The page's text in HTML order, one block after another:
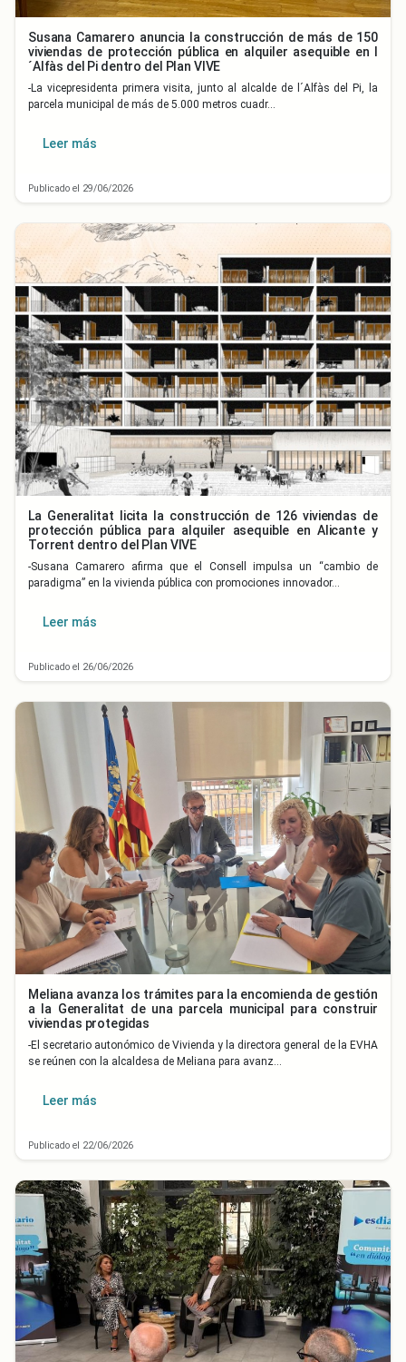
Susana Camarero anuncia la construcción de más de 150
viviendas de protección pública en alquiler asequible en l
´Alfàs del Pi dentro del Plan VIVE
-La vicepresidenta primera visita, junto al alcalde de l´Alfàs del Pi, la
parcela municipal de más de 5.000 metros cuadr…
Leer más
Publicado el 29/06/2026
La Generalitat licita la construcción de 126 viviendas de
protección pública para alquiler asequible en Alicante y
Torrent dentro del Plan VIVE
-Susana Camarero afirma que el Consell impulsa un “cambio de
paradigma” en la vivienda pública con promociones innovador…
Leer más
Publicado el 26/06/2026
Meliana avanza los trámites para la encomienda de gestión
a la Generalitat de una parcela municipal para construir
viviendas protegidas
-El secretario autonómico de Vivienda y la directora general de la EVHA
se reúnen con la alcaldesa de Meliana para avanz…
Leer más
Publicado el 22/06/2026